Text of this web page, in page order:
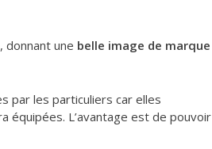
donnant une belle image de marque
par les particuliers car elles
équipées. L’avantage est de pouvoir